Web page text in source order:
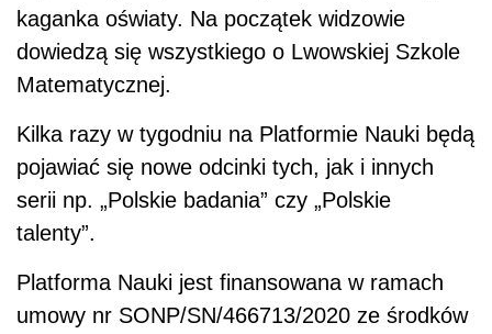
kaganka oświaty. Na początek widzowie
dowiedzą się wszystkiego o Lwowskiej Szkole
Matematycznej.
Kilka razy w tygodniu na Platformie Nauki będą
pojawiać się nowe odcinki tych, jak i innych
serii np. „Polskie badania” czy „Polskie
talenty”.
Platforma Nauki jest finansowana w ramach
umowy nr SONP/SN/466713/2020 ze środków